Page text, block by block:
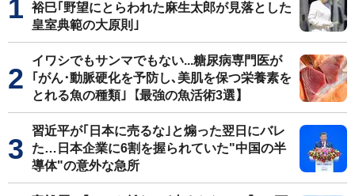
裕巳｢野望にとらわれた麻生太郎が見落とした
皇室典範の大原則｣
イワシでもサンマでもない...糖尿病専門医が
｢がん･動脈硬化を予防し､美肌を保つ栄養素を
とれる魚の種類｣【最強の魚活術3選】
習近平が｢日本に売るな｣と煽った翌日にバレ
た…日本企業に6割を握られていた"中国の半
導体"の意外な急所